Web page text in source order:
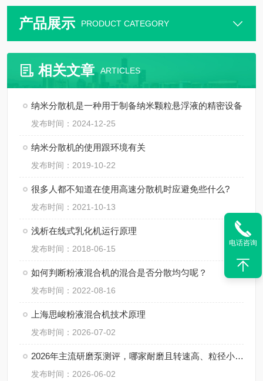
产品展示 PRODUCT CATEGORY
相关文章 ARTICLES
纳米分散机是一种用于制备纳米颗粒悬浮液的精密设备
发布时间：2024-12-25
纳米分散机的使用跟环境有关
发布时间：2019-10-22
很多人都不知道在使用高速分散机时应避免些什么?
发布时间：2021-10-13
浅析在线式乳化机运行原理
发布时间：2018-06-15
如何判断粉液混合机的混合是否分散均匀呢？
发布时间：2022-08-16
上海思峻粉液混合机技术原理
发布时间：2026-07-02
2026年主流研磨泵测评，哪家耐磨且转速高、粒径小、间隙小、精度高、线速度高、剪切力强？
发布时间：2026-06-02
电话咨询